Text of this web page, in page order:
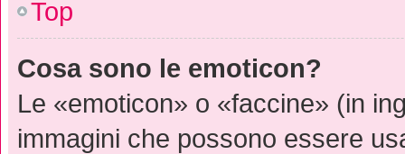
Top
Cosa sono le emoticon?
Le «emoticon» o «faccine» (in
immagini che possono essere